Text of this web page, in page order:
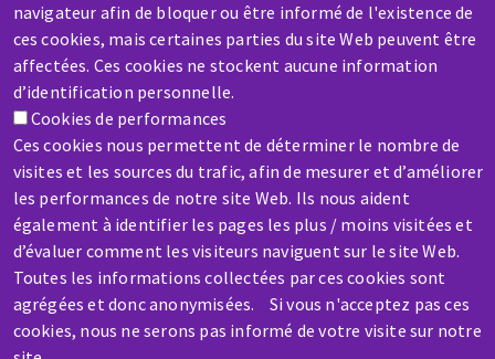
navigateur afin de bloquer ou être informé de l'existence de
ces cookies, mais certaines parties du site Web peuvent être
affectées. Ces cookies ne stockent aucune information
d’identification personnelle.
Cookies de performances
Ces cookies nous permettent de déterminer le nombre de
visites et les sources du trafic, afin de mesurer et d’améliorer
les performances de notre site Web. Ils nous aident
également à identifier les pages les plus / moins visitées et
d’évaluer comment les visiteurs naviguent sur le site Web.
Toutes les informations collectées par ces cookies sont
agrégées et donc anonymisées. Si vous n'acceptez pas ces
cookies, nous ne serons pas informé de votre visite sur notre
SAV / RÉPARATION
Une machine cassée ? En panne ?
Contactez-nous
Aller
au